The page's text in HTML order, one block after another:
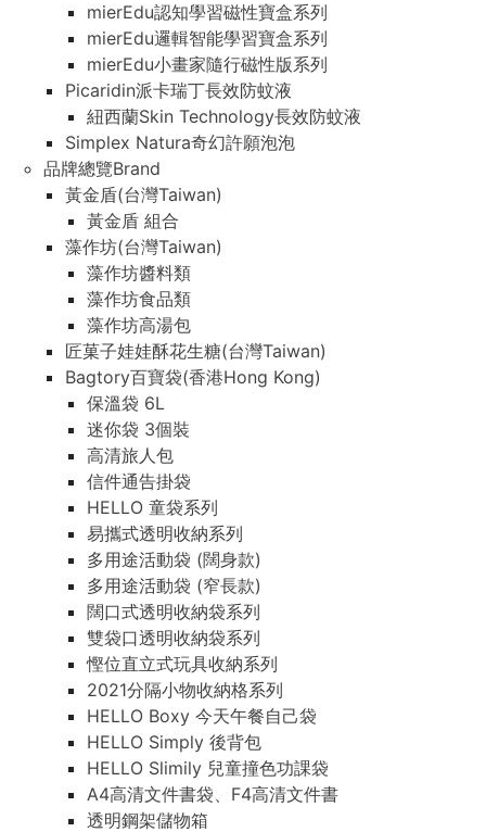
mierEdu認知學習磁性寶盒系列
mierEdu邏輯智能學習寶盒系列
mierEdu小畫家隨行磁性版系列
Picaridin派卡瑞丁長效防蚊液
紐西蘭Skin Technology長效防蚊液
Simplex Natura奇幻許願泡泡
品牌總覽Brand
黃金盾(台灣Taiwan)
黃金盾 組合
藻作坊(台灣Taiwan)
藻作坊醬料類
藻作坊食品類
藻作坊高湯包
匠菓子娃娃酥花生糖(台灣Taiwan)
Bagtory百寶袋(香港Hong Kong)
保溫袋 6L
迷你袋 3個裝
高清旅人包
信件通告掛袋
HELLO 童袋系列
易攜式透明收納系列
多用途活動袋 (闊身款)
多用途活動袋 (窄長款)
闊口式透明收納袋系列
雙袋口透明收納袋系列
慳位直立式玩具收納系列
2021分隔小物收納格系列
HELLO Boxy 今天午餐自己袋
HELLO Simply 後背包
HELLO Slimily 兒童撞色功課袋
A4高清文件書袋、F4高清文件書
透明鋼架儲物箱